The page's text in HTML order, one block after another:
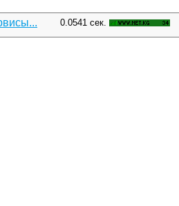
0.0541 сек.